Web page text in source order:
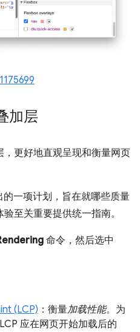
1175699
加层
更好地直观呈现和衡量网页
一项计划，旨在就哪些质量
至关重要提供统一指南。
命令，然后选中
(LCP) ：衡量加载性能。为
应在网页开始加载后的